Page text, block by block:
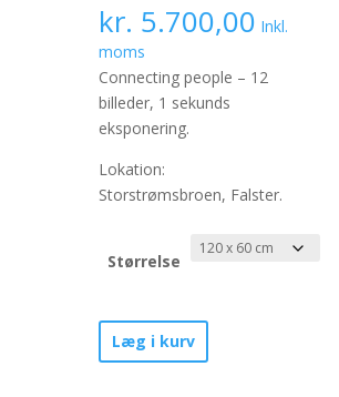
kr. 5.700,00 Inkl.
moms
Connecting people – 12
billeder, 1 sekunds
eksponering.
Lokation:
Storstrømsbroen, Falster.
Størrelse
Connecting
people
Læg i kurv